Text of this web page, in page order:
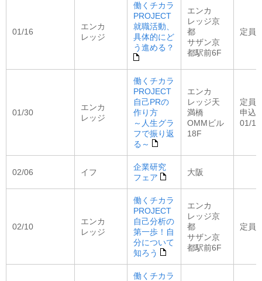
01/16
エンカ
レッジ
働くチカラ
PROJECT
就職活動、
具体的にど
う進める？
エンカ
レッジ京
都
サザン京
都駅前6F
定員
01/30
エンカ
レッジ
働くチカラ
PROJECT
自己PRの
作り方
～人生グラ
フで振り返
る～
エンカ
レッジ天
満橋
OMMビル
18F
定員
申込
01/15
02/06 イフ
企業研究
フェア
大阪
02/10
エンカ
レッジ
働くチカラ
PROJECT
自己分析の
第一歩！自
分について
知ろう
エンカ
レッジ京
都
サザン京
都駅前6F
定員
働くチカラ